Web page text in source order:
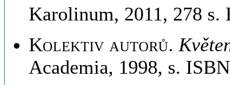
Karolinum, 2011, 278 s.
Kolektiv autorů.
Academia, 1998, s.